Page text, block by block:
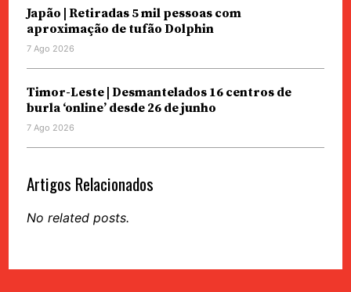
Japão | Retiradas 5 mil pessoas com
aproximação de tufão Dolphin
7 Ago 2026
Timor-Leste | Desmantelados 16 centros de
burla ‘online’ desde 26 de junho
7 Ago 2026
Artigos Relacionados
No related posts.